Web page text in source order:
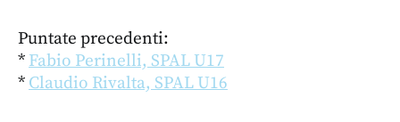
Puntate precedenti:
* Fabio Perinelli, SPAL U17
* Claudio Rivalta, SPAL U16